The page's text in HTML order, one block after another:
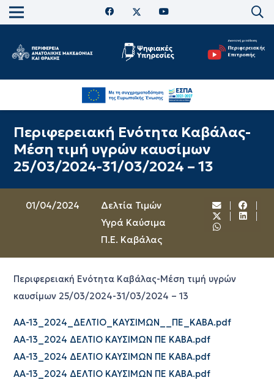
Περιφερειακή Ενότητα Καβάλας-
Μέση τιμή υγρών καυσίμων
25/03/2024-31/03/2024 – 13
01/04/2024
Δελτία Τιμών
Υγρά Καύσιμα
Π.Ε. Καβάλας
Περιφερειακή Ενότητα Καβάλας-Μέση τιμή υγρών
καυσίμων 25/03/2024-31/03/2024 – 13
AA-13_2024_ΔΕΛΤΙΟ_ΚΑΥΣΙΜΩΝ__ΠΕ_ΚΑΒΑ.pdf
AA-13_2024 ΔΕΛΤΙΟ ΚΑΥΣΙΜΩΝ ΠΕ ΚΑΒΑ.pdf
AA-13_2024 ΔΕΛΤΙΟ ΚΑΥΣΙΜΩΝ ΠΕ ΚΑΒΑ.pdf
AA-13_2024 ΔΕΛΤΙΟ ΚΑΥΣΙΜΩΝ ΠΕ ΚΑΒΑ.pdf